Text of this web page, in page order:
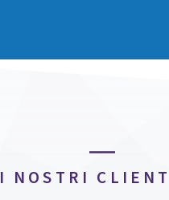
I NOSTRI